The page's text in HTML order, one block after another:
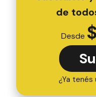
de
Desde $
¿Ya tenés